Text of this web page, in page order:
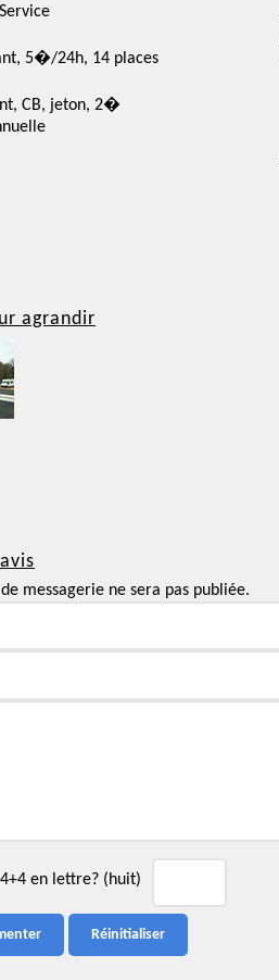
5�/24h, 14 places
CB, jeton, 2�
agrandir
messagerie ne sera pas publiée.
en lettre? (huit)